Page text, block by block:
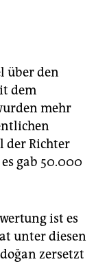
über den
dem
mehr
der Richter
gab 50.000
ist es
unter diesen
zersetzt